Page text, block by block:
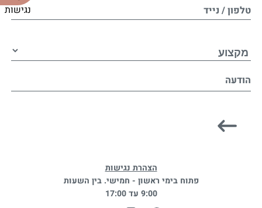
טלפון / נייד
הודעה
הצהרת נגישות
פתוח בימי ראשון - חמישי. בין השעות
9:00 עד 17:00